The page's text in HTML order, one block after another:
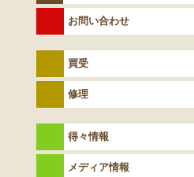
お問い合わせ
買受
修理
得々情報
メディア情報